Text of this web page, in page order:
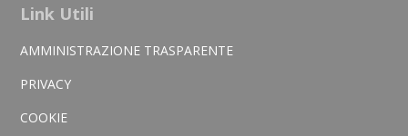
Link Utili
AMMINISTRAZIONE TRASPARENTE
PRIVACY
COOKIE